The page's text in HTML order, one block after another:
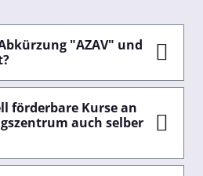
"AZAV" und
förderbare Kurse an
auch selber